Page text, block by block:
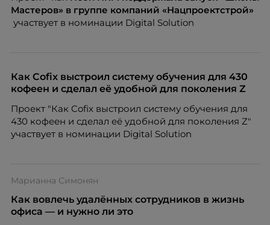
Мастеров» в группе компаний «Нацпроектстрой»
участвует в номинации Digital Solution
Как Cofix выстроил систему обучения для 430
кофеен и сделал её удобной для поколения Z
Проект "Как Cofix выстроил систему обучения для
430 кофеен и сделал её удобной для поколения Z"
участвует в номинации Digital Solution
Марианна Симонян
Как вовлечь удалённых сотрудников в жизнь
офиса — и нужно ли это